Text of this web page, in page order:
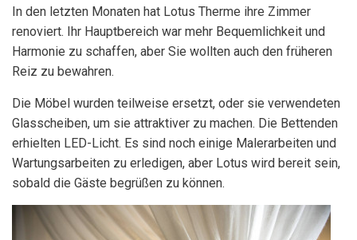
In den letzten Monaten hat Lotus Therme ihre Zimmer
renoviert. Ihr Hauptbereich war mehr Bequemlichkeit und
Harmonie zu schaffen, aber Sie wollten auch den früheren
Reiz zu bewahren.
Die Möbel wurden teilweise ersetzt, oder sie verwendeten
Glasscheiben, um sie attraktiver zu machen. Die Bettenden
erhielten LED-Licht. Es sind noch einige Malerarbeiten und
Wartungsarbeiten zu erledigen, aber Lotus wird bereit sein,
sobald die Gäste begrüßen zu können.